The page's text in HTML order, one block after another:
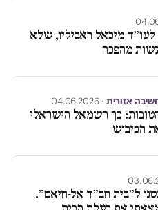
מיכאל ראביליו, שלא
מהפכה
אזורית · 04.06.2026
כך השמאל הישראלי
הכיבוש
ל״בית חב״ד אל-חיאם״.